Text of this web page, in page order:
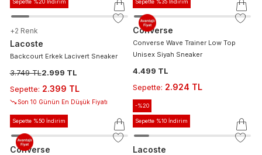
Sepette %20 İndirim
+2 Renk
Lacoste
Backcourt Erkek Lacivert Sneaker
3.749 TL2.999 TL
Sepette: 2.399 TL
Son 10 Günün En Düşük Fiyatı
Sepette %35 İndirim
Converse
Converse Wave Trainer Low Top
Unisex Siyah Sneaker
4.499 TL
Sepette: 2.924 TL
Sepette %50 İndirim
Converse
-%20
Sepette %10 İndirim
Lacoste